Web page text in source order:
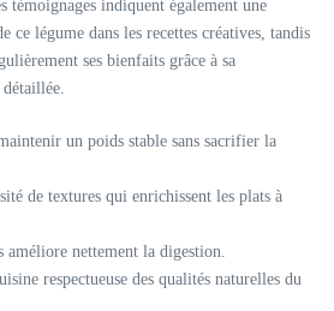
témoignages indiquent également une
ce légume dans les recettes créatives, tandis
ses bienfaits grâce à sa
un poids stable sans sacrifier la
de textures qui enrichissent les plats à
améliore nettement la digestion.
respectueuse des qualités naturelles du